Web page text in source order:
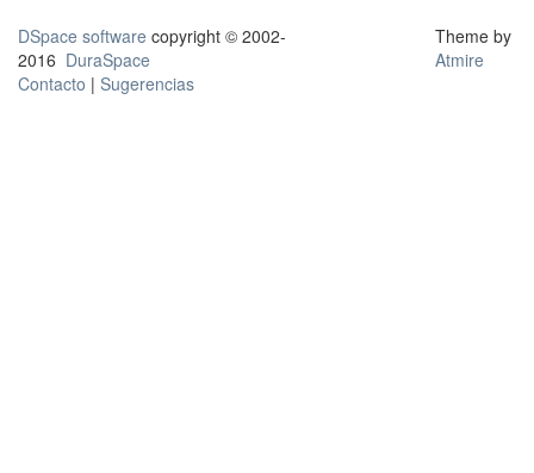
DSpace software copyright © 2002-
2016 DuraSpace
Contacto | Sugerencias
Theme by
Atmire